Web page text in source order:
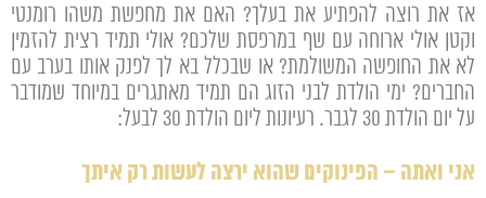
אז את רוצה להפתיע את בעלך? האם את מחפשת משהו רומנטי
וקטן אולי ארוחה עם שף במרפסת שלכם? אולי תמיד רצית להזמין
לא את החופשה המשולמת? או שבכלל בא לך לפנק אותו בערב עם
החברים? ימי הולדת לבני הזוג הם תמיד מאתגרים במיוחד שמודבר
על יום הולדת 30 לגבר. רעיונות ליום הולדת 30 לבעל:
אני ואתה – הפינוקים שהוא ירצה לעשות רק איתך